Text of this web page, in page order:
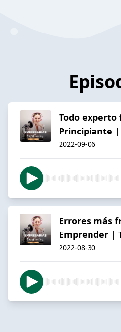
Todo experto
Principiante |
2022-09-06
Errores más
Emprender |
2022-08-30